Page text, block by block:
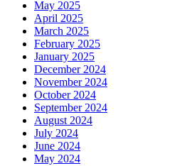
May 2025
April 2025
March 2025
February 2025
January 2025
December 2024
November 2024
October 2024
September 2024
August 2024
July 2024
June 2024
May 2024